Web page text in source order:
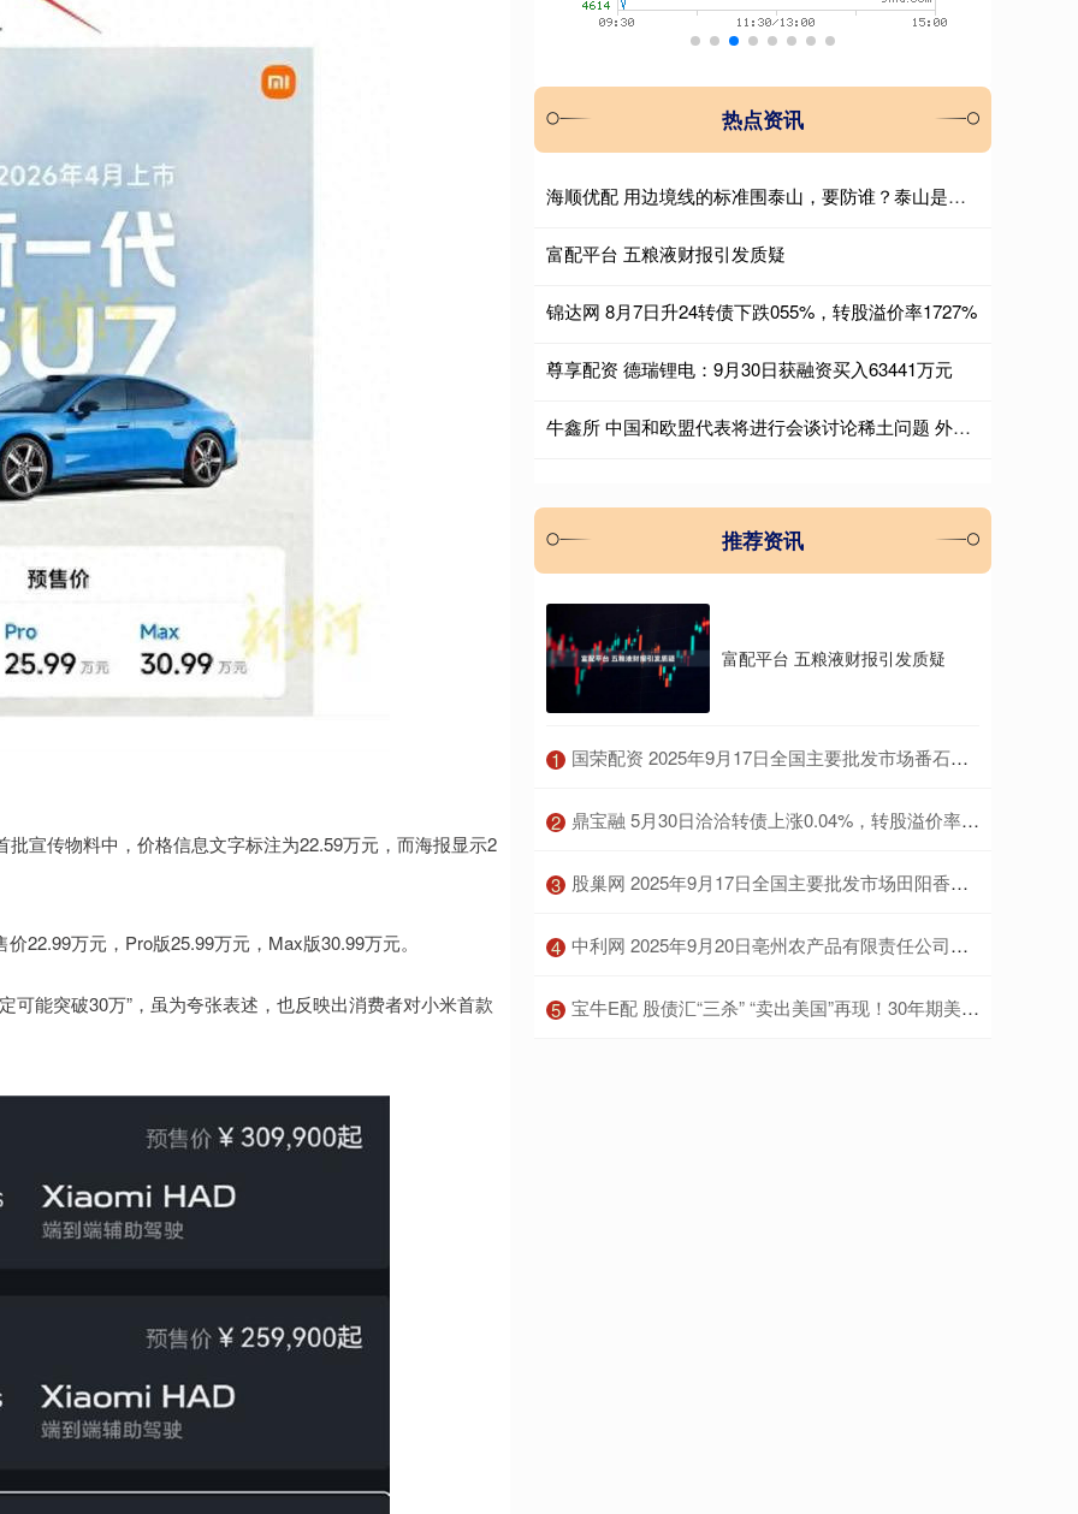
宣传物料中，价格信息文字标注为22.59万元，而海报显示2
22.99万元，Pro版25.99万元，Max版30.99万元。
可能突破30万”，虽为夸张表述，也反映出消费者对小米首款
热点资讯
海顺优配 用边境线的标准围泰山，要防谁？泰山是全国人民的，请向西湖学习
富配平台 五粮液财报引发质疑
锦达网 8月7日升24转债下跌055%，转股溢价率1727%
尊享配资 德瑞锂电：9月30日获融资买入63441万元
牛鑫所 中国和欧盟代表将进行会谈讨论稀土问题 外交部回应
推荐资讯
富配平台 五粮液财报引发质疑
1 ​国荣配资 2025年9月17日全国主要批发市场番石榴价格行情
2 ​鼎宝融 5月30日洽洽转债上涨0.04%，转股溢价率183.5%
3 ​股巢网 2025年9月17日全国主要批发市场田阳香芒价格行情
4 ​中利网 2025年9月20日亳州农产品有限责任公司价格行情
5 ​宝牛E配 股债汇“三杀” “卖出美国”再现！30年期美债收益率突破5% 金价拉升 美国已失去“最后一个AAA评级”